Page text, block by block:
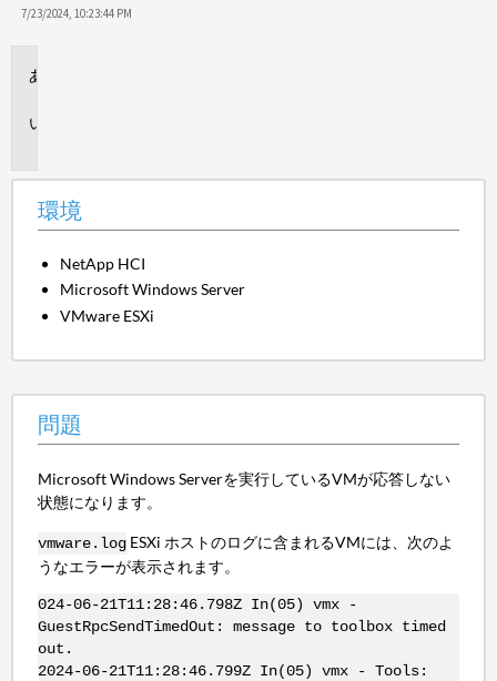
7/23/2024, 10:23:44 PM
環境
NetApp HCI
Microsoft Windows Server
VMware ESXi
問題
Microsoft Windows Serverを実行しているVMが応答しない
状態になります。
vmware.logESXi ホストのログに含まれるVMには、次のよ
うなエラーが表示されます。
024-06-21T11:28:46.798Z In(05) vmx -
GuestRpcSendTimedOut: message to toolbox timed
out.
2024-06-21T11:28:46.799Z In(05) vmx - Tools: